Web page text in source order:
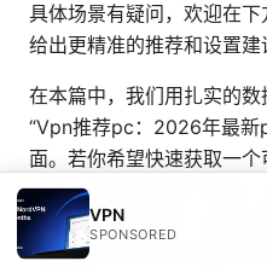
具体场景有疑问，欢迎在
给出更精准的推荐和设置建
在本篇中，我们用扎实的
“Vpn推荐pc：2026年最新
面。若你希望快速获取一
中引入了相应的推广链接
到提升。继续阅读，或直
挑选最适合你的PC端解决方
VPN
SPONSORED